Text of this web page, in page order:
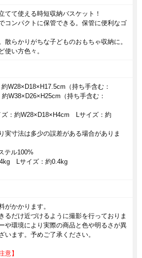
てて使える時短収納バスケット！
コンパクトに保管できる。保管に便利なゴ
散らかりがちな子どものおもちゃ収納に。
使い方色々。
W28×D18×H17.5cm（持ち手含む：
W38×D26×H25cm（持ち手含む：
ズ：約W28×D18×H4cm Lサイズ：約
実寸法は多少の誤差がある場合がありま
テル100%
Lサイズ：約0.4kg
かかります。
るだけ近づけるように撮影を行っておりま
や環境により実際の商品と色や明るさが異
います。予めご了承ください。
意】